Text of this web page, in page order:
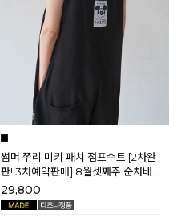
썸머 쭈리 미키 패치 점프수트 [2차완
판! 3차예약판매] 8월셋째주 순차배
송
29,800